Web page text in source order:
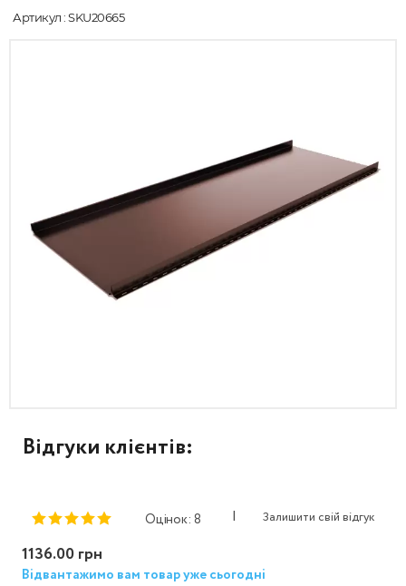
Артикул : SKU20665
Відгуки клієнтів:
Оцінок: 8 | Залишити свій відгук
1136.00 грн
Відвантажимо вам товар уже сьогодні